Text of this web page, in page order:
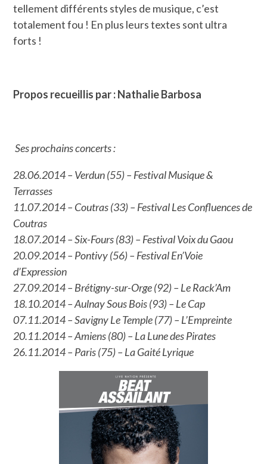
tellement différents styles de musique, c’est
totalement fou ! En plus leurs textes sont ultra
forts !
Propos recueillis par : Nathalie Barbosa
Ses prochains concerts :
28.06.2014 – Verdun (55) – Festival Musique &
Terrasses
11.07.2014 – Coutras (33) – Festival Les Confluences de
Coutras
18.07.2014 – Six-Fours (83) – Festival Voix du Gaou
20.09.2014 – Pontivy (56) – Festival En’Voie
d’Expression
27.09.2014 – Brétigny-sur-Orge (92) – Le Rack’Am
18.10.2014 – Aulnay Sous Bois (93) – Le Cap
07.11.2014 – Savigny Le Temple (77) – L’Empreinte
20.11.2014 – Amiens (80) – La Lune des Pirates
26.11.2014 – Paris (75) – La Gaité Lyrique